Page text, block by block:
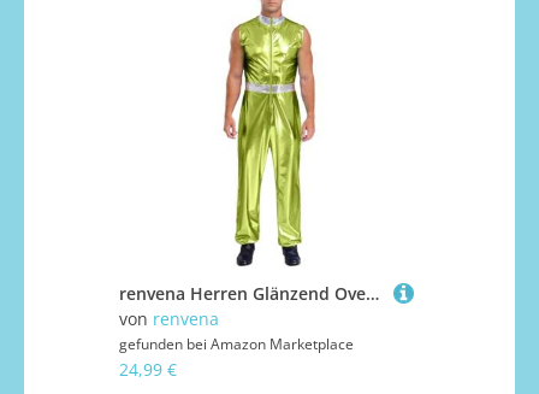
renvena Herren Glänzend Overall Jumpsuit Ärmellos Einteiler Raumfahrer Anzug Astronaut Weltraumfahrer Kostüm Halloween Karneval Kostüm Fluoreszierendes Grün S
von renvena
gefunden bei Amazon Marketplace
24,99 €